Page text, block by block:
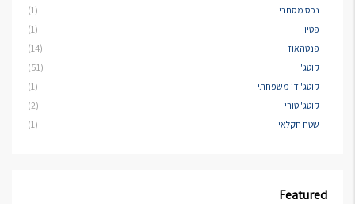
נכס מסחרי
(1)
פטיו
(1)
פנטהאוז
(14)
קוטג'
(51)
קוטג' דו משפחתי
(1)
קוטג' טורי
(2)
שטח חקלאי
(1)
Featured